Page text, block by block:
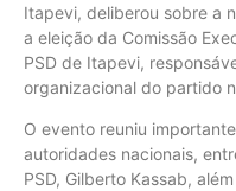
Itapevi, deliberou sobre a
a eleição da Comissão
PSD de Itapevi,
organizacional do partido
O evento reuniu
autoridades nacionais,
PSD, Gilberto Kassab,